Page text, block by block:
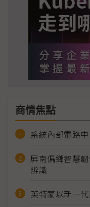
商情焦點
系統內部電路
屏南偏鄉智慧
辨識
英特蒙以新一